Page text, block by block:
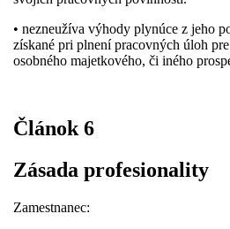
• nezneužíva výhody plynúce z jeho
získané pri plnení pracovných úloh
osobného majetkového, či iného
Článok 6
Zásada profesionality
Zamestnanec: